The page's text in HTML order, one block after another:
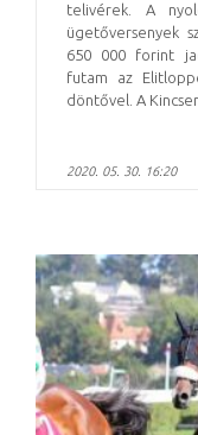
telivérek. A
ügetőversenyek
650 000 forint
futam az
döntővel. A
2020. 05. 30. 16:20